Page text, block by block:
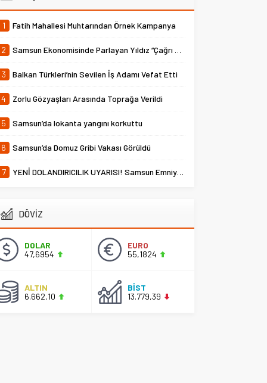
1 Fatih Mahallesi Muhtarından Örnek Kampanya
2 Samsun Ekonomisinde Parlayan Yıldız “Çağrı Temper”
3 Balkan Türkleri’nin Sevilen İş Adamı Vefat Etti
4 Zorlu Gözyaşları Arasında Toprağa Verildi
5 Samsun’da lokanta yangını korkuttu
6 Samsun’da Domuz Gribi Vakası Görüldü
7 YENİ DOLANDIRICILIK UYARISI! Samsun Emniyet Müdürlüğü Uyardı
DÖVİZ
DOLAR
47,6954
EURO
55,1824
ALTIN
6.662,10
BİST
13.779,39